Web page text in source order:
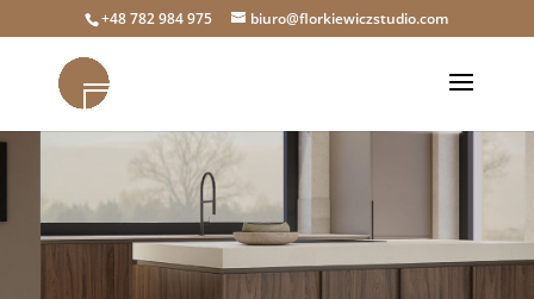
+48 782 984 975 biuro@florkiewiczstudio.com